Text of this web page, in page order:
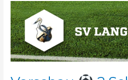
Vorschau
2
Schlacke
–